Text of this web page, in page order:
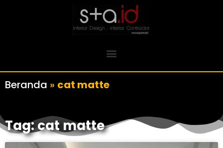
Beranda » cat matte
Tag: cat matte